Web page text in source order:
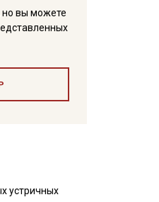
но вы можете
устричных